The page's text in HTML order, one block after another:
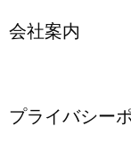
会社案内
プライバシー